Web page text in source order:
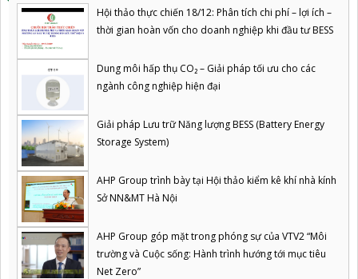
Hội thảo thực chiến 18/12: Phân tích chi phí – lợi ích –
thời gian hoàn vốn cho doanh nghiệp khi đầu tư BESS
Dung môi hấp thụ CO₂ – Giải pháp tối ưu cho các
ngành công nghiệp hiện đại
Giải pháp Lưu trữ Năng lượng BESS (Battery Energy
Storage System)
AHP Group trình bày tại Hội thảo kiểm kê khí nhà kính
Sở NN&MT Hà Nội
AHP Group góp mặt trong phóng sự của VTV2 “Môi
trường và Cuộc sống: Hành trình hướng tới mục tiêu
Net Zero”